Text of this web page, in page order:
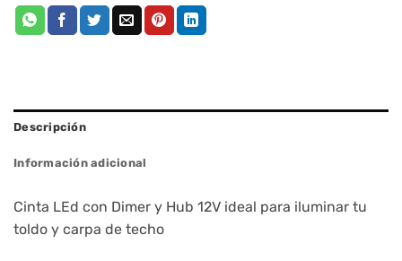
Descripción
Información adicional
Cinta LEd con Dimer y Hub 12V ideal para iluminar tu
toldo y carpa de techo